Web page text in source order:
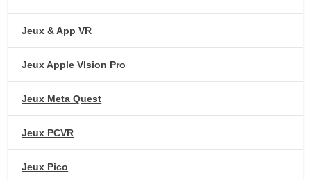
Jeux & App VR
Jeux Apple VIsion Pro
Jeux Meta Quest
Jeux PCVR
Jeux Pico